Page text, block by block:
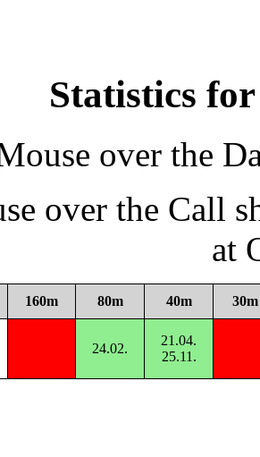
Statistics
over the
over the Call
at
160m 80m 40m 30m
24.02.
21.04.
25.11.